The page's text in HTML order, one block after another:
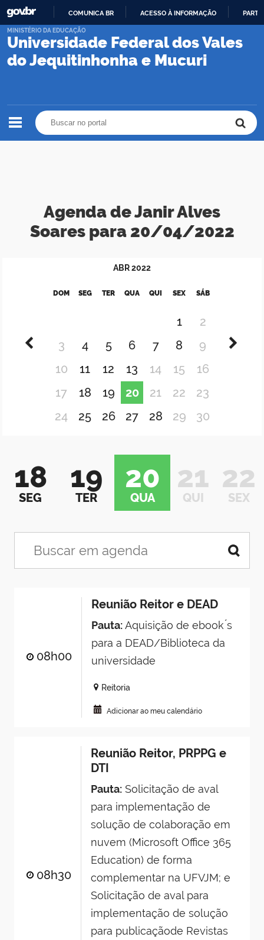
PARA
CONTEÚDO
COMUNICA BR ACESSO À INFORMAÇÃO
Universidade Federal dos Vales
do Jequitinhonha e Mucuri
MINISTÉRIO DA EDUCAÇÃO
Agenda de Janir Alves
Soares para 20/04/2022
ABR2022
DOM SEG TER QUA QUI SEX SÁB
1
2
3
4 5 6 7 8
9
10
11 12 13 14 15
16
17
18 19 20 21 22
23
24
25 26 27 28 29 30
18
SEG
19
TER
20
QUA
21
QUI
22
SEX
08h00
Reunião Reitor e DEAD
Pauta:Aquisição de ebook ́s
para a DEAD/Biblioteca da
universidade
Reitoria
Adicionar ao meu calendário
08h30
Reunião Reitor, PRPPG e
DTI
Pauta:Solicitação de aval
para implementação de
solução de colaboração em
nuvem (Microsoft Office 365
Education) de forma
complementar na UFVJM; e
Solicitação de aval para
implementação de solução
para publicaçãode Revistas